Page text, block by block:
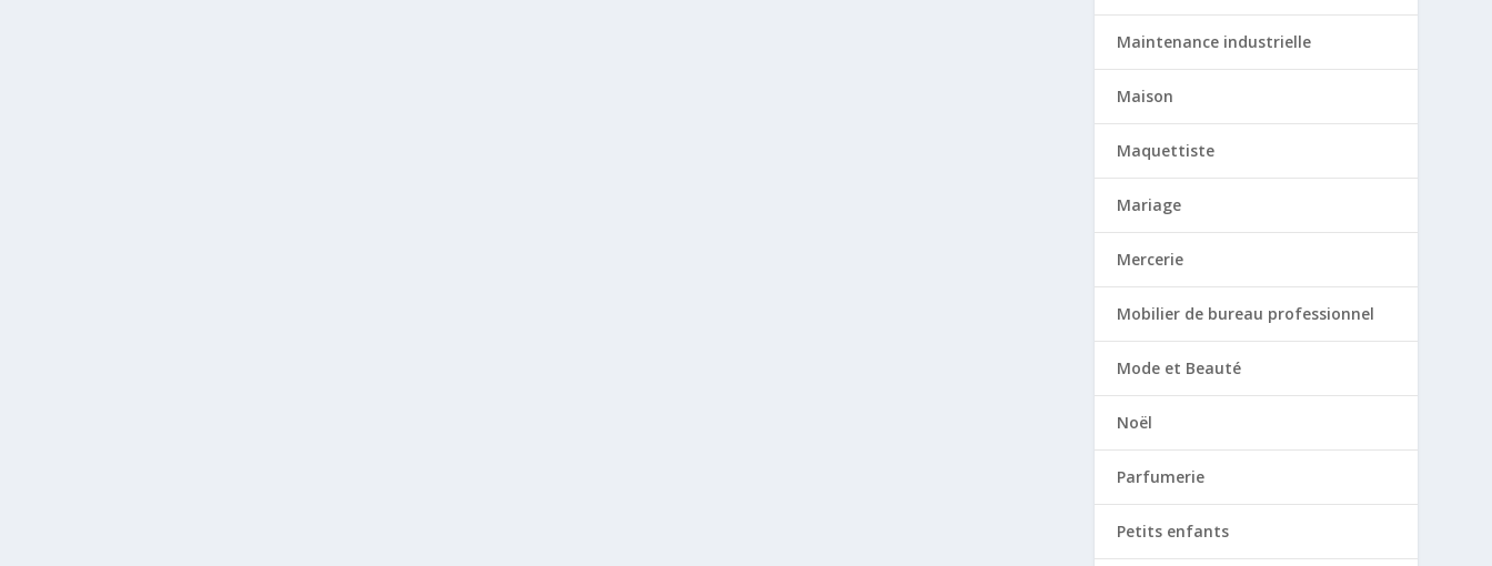
Maintenance industrielle
Maison
Maquettiste
Mariage
Mercerie
Mobilier de bureau professionnel
Mode et Beauté
Noël
Parfumerie
Petits enfants